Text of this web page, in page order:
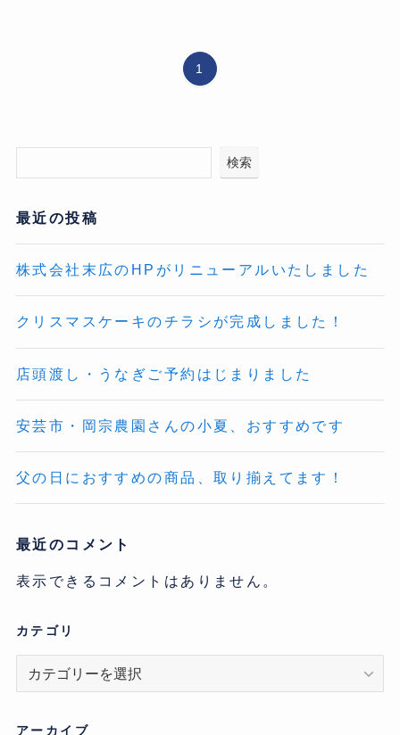
1
検索
最近の投稿
株式会社末広のHPがリニューアルいたしました
クリスマスケーキのチラシが完成しました！
店頭渡し・うなぎご予約はじまりました
安芸市・岡宗農園さんの小夏、おすすめです
父の日におすすめの商品、取り揃えてます！
最近のコメント
表示できるコメントはありません。
カテゴリ
リ
アーカイブ